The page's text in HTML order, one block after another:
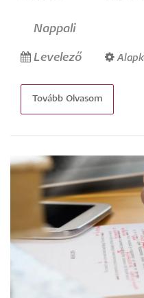
Nappali
Levelező
Tovább Olvasom